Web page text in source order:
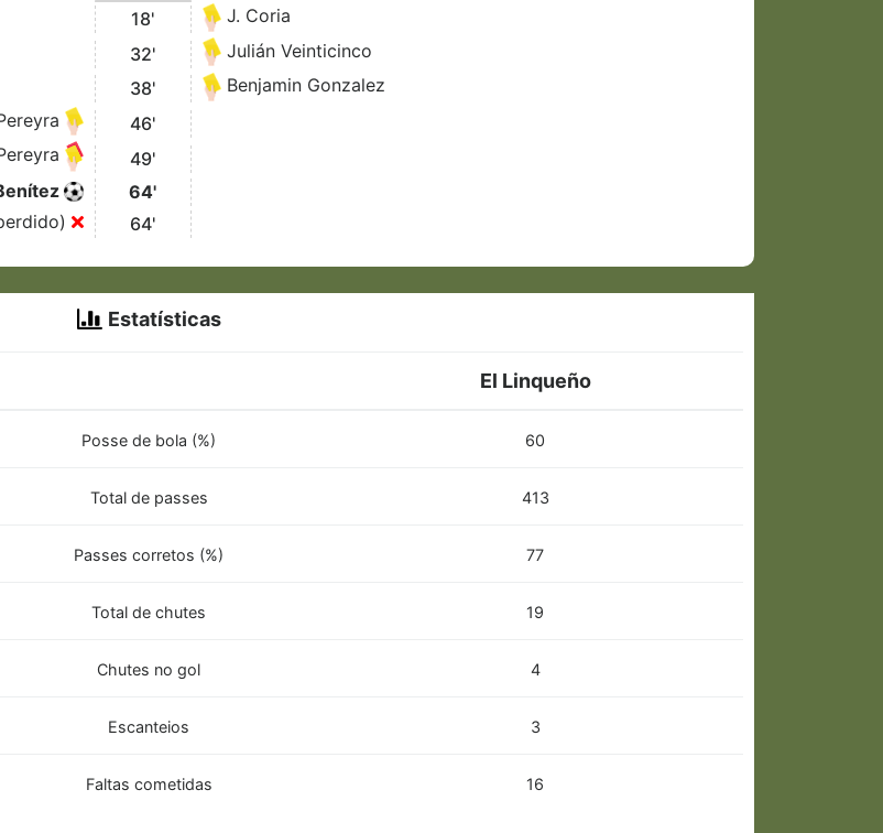
18'
J. Coria
32'
Julián Veinticinco
38'
Benjamin Gonzalez
46'
49'
64'
64'
Estatísticas
El Linqueño
Posse de bola (%) 60
Total de passes 413
Passes corretos (%) 77
Total de chutes 19
Chutes no gol 4
Escanteios 3
Faltas cometidas 16